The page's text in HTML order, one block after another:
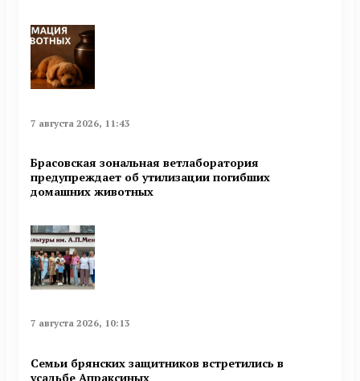
7 августа 2026, 11:43
Брасовская зональная ветлаборатория
предупреждает об утилизации погибших
домашних животных
7 августа 2026, 10:13
Семьи брянских защитников встретились в
усадьбе Апраксиных